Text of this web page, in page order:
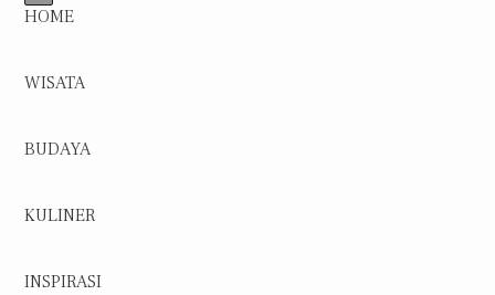
HOME
WISATA
BUDAYA
KULINER
INSPIRASI